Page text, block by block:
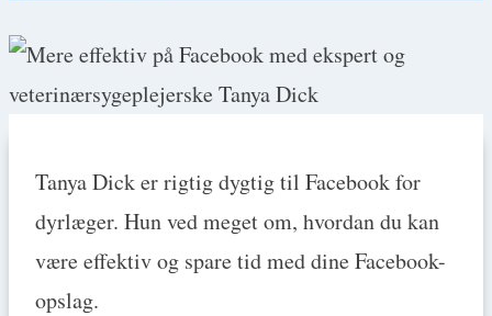
Tanya Dick er rigtig dygtig til Facebook for
dyrlæger. Hun ved meget om, hvordan du kan
være effektiv og spare tid med dine Facebook-
opslag.